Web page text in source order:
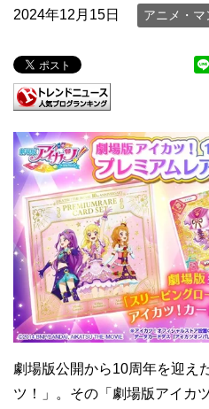
2024年12月15日 アニメ・
劇場版公開から10周年を迎え
ツ！」。その「劇場版アイカ